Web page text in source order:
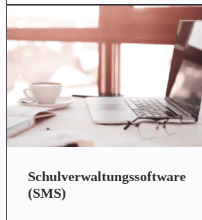
Schulverwaltungssoftware
(SMS)